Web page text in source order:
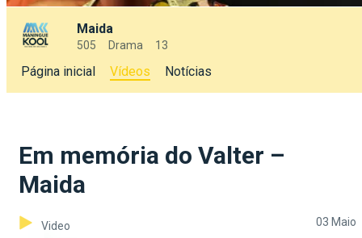
Maida
505 Drama 13
Página inicial Vídeos Notícias
Em memória do Valter –
Maida
Video 03 Maio